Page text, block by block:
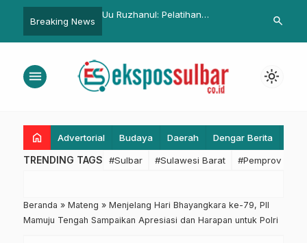
Breaking News
Harus Bermanfaat
Disperkimtanhub Sulbar Sasar 49
Sulawesi Barat
Dewan
2026
search
menu light_mode
home Advertorial Budaya Daerah Dengar Berita
TRENDING TAGS #Sulbar #Sulawesi Barat #Pemprov
Beranda » Mateng » Menjelang Hari Bhayangkara ke-79, PII
Mamuju Tengah Sampaikan Apresiasi dan Harapan untuk Polri